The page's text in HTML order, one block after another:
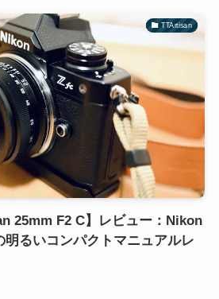
TTArtisan
25mm F2 C】レビュー：Nikon
るいコンパクトマニュアルレ